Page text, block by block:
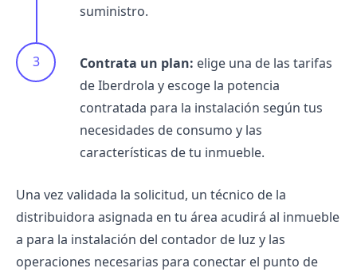
suministro.
Contrata un plan: elige una de las tarifas
de Iberdrola y escoge la potencia
contratada para la instalación según tus
necesidades de consumo y las
características de tu inmueble.
Una vez validada la solicitud, un técnico de la
distribuidora asignada en tu área acudirá al inmueble
a para la instalación del contador de luz y las
operaciones necesarias para conectar el punto de